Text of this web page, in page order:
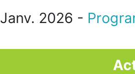
Janv. 2026 -